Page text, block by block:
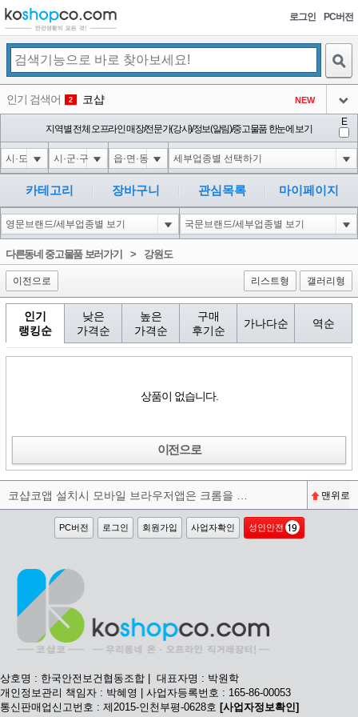
로그인 PC버전
인기 검색어 2 코샵 NEW
3 익스
아이콘
4 미끄럼방지
아이콘
5 대성설렁탕
아이콘
-16
6 1-1 waitfor delay '0:0:15' --
아이콘
0
1
지역별 전체 오프라인 매장/전문가(강사)/정보(알림)/중고물품 한눈에 보기
E
카테고리 장바구니 관심목록 마이페이지
다른동네 중고물품 보러가기> 강원도
이전으로 리스트형 갤러리형
인기
랭킹순
낮은
가격순
높은
가격순
구매
후기순
가나다순 역순
상품이 없습니다.
이전으로
맨위로
PC버전 로그인 회원가입 사업자확인 성인안전
상호명 : 한국안전보건협동조합 | 대표자명 : 박원학
개인정보관리 책임자 : 박혜영 | 사업자등록번호 : 165-86-00053
통신판매업신고번호 : 제2015-인천부평-0628호 [사업자정보확인]